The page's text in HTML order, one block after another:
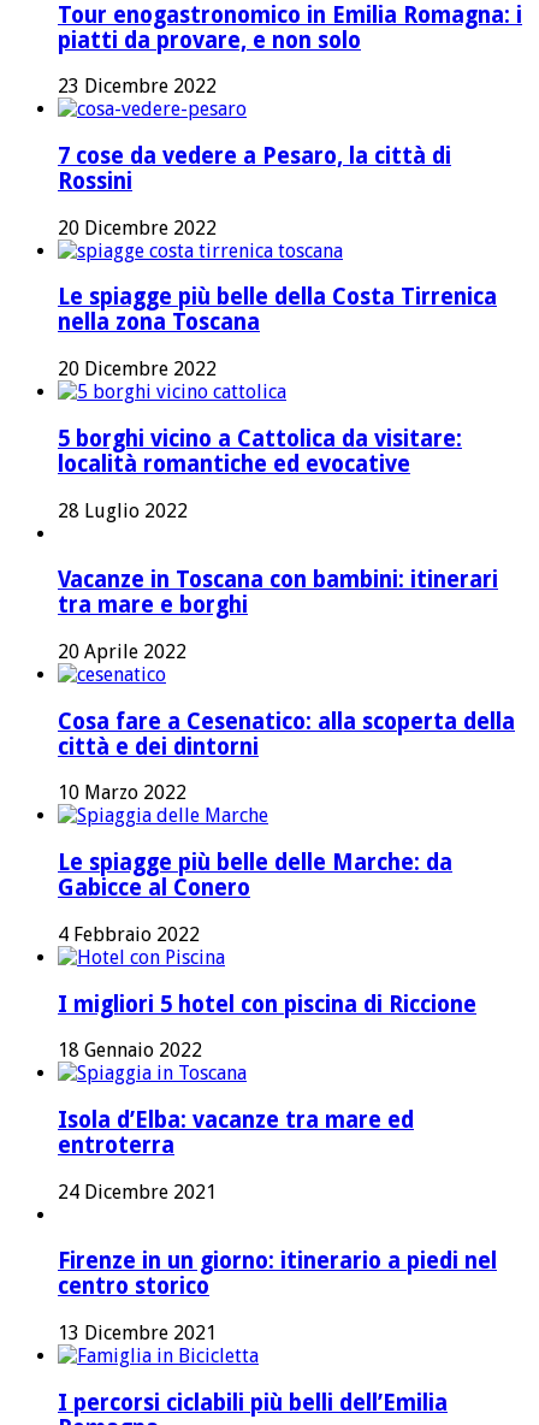
Tour enogastronomico in Emilia Romagna: i
piatti da provare, e non solo
23 Dicembre 2022
7 cose da vedere a Pesaro, la città di
Rossini
20 Dicembre 2022
Le spiagge più belle della Costa Tirrenica
nella zona Toscana
20 Dicembre 2022
5 borghi vicino a Cattolica da visitare:
località romantiche ed evocative
28 Luglio 2022
Vacanze in Toscana con bambini: itinerari
tra mare e borghi
20 Aprile 2022
Cosa fare a Cesenatico: alla scoperta della
città e dei dintorni
10 Marzo 2022
Le spiagge più belle delle Marche: da
Gabicce al Conero
4 Febbraio 2022
I migliori 5 hotel con piscina di Riccione
18 Gennaio 2022
Isola d’Elba: vacanze tra mare ed
entroterra
24 Dicembre 2021
Firenze in un giorno: itinerario a piedi nel
centro storico
13 Dicembre 2021
I percorsi ciclabili più belli dell’Emilia